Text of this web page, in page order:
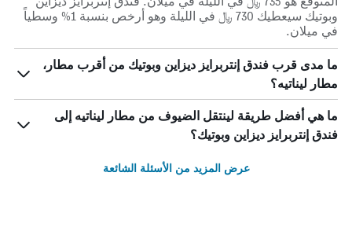
وبوتيك سيعطيك 730 ﷼ في الليلة وهو أرخص بنسبة 1% وسطياً
في ميلان.
ما مدى قرب فندق إنتربرايز ديزاين وبوتيك من أقرب مطار،
مطار ليناتيه؟
ما هي أفضل طريقة لينتقل الضيوف من مطار ليناتيه إلى
فندق إنتربرايز ديزاين وبوتيك؟
عرض المزيد من الأسئلة الشائعة